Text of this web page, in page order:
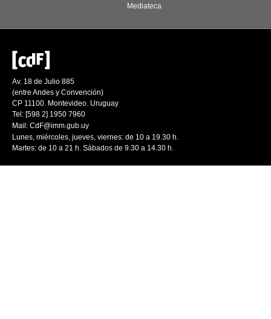
Mediateca
Av. 18 de Julio 885
(entre Andes y Convención)
CP 11100. Montevideo. Uruguay
Tel: [598 2] 1950 7960
Mail: CdF@imm.gub.uy
Lunes, miércoles, jueves, viernes: de 10 a 19.30 h.
Martes: de 10 a 21 h. Sábados de 9.30 a 14.30 h.